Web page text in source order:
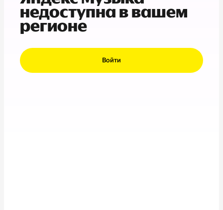
недоступна в вашем
регионе
Войти